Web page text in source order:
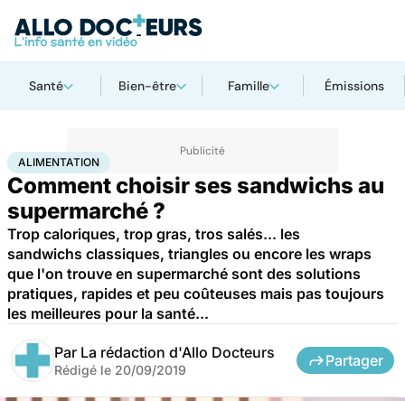
Santé Bien-être Famille Émissions
AccueilBien-être Nutrition Alimentation
ALIMENTATION
Comment choisir ses sandwichs au
supermarché ?
Trop caloriques, trop gras, tros salés... les
sandwichs classiques, triangles ou encore les wraps
que l'on trouve en supermarché sont des solutions
pratiques, rapides et peu coûteuses mais pas toujours
les meilleures pour la santé...
Par La rédaction d'Allo Docteurs
Rédigé le 20/09/2019
Partager